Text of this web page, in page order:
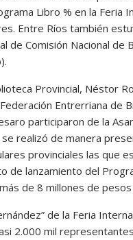
Libro % en la Feria
Entre Ríos también
de Comisión Nacional de
Provincial, Néstor
Entrerriana de
participaron de la
realizó de manera
provinciales las que
de lanzamiento del
de 8 millones de
de la Feria
2.000 mil